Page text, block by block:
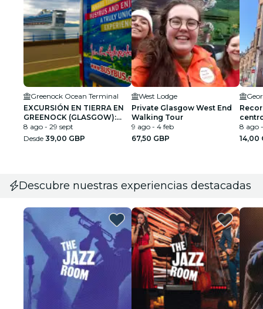
Greenock Ocean Terminal
EXCURSIÓN EN TIERRA EN
GREENOCK (GLASGOW):
Excursión de un día para
conocer Escocia
8 ago - 29 sept
Desde 39,00 GBP
West Lodge
Private Glasgow West End
Walking Tour
9 ago - 4 feb
67,50 GBP
8 ago
14,00
Descubre nuestras experiencias destacadas